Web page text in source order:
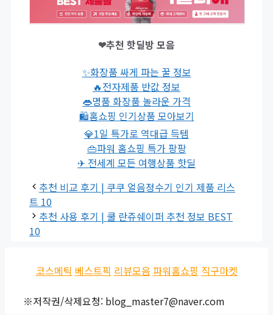
❤추천 핫딜방 모음
✨화장품 싸게 파는 꿀 정보
🔥전자제품 반값 정보
👄명품 화장품 놀라운 가격
🛍홈쇼핑 인기상품 모아보기
💎1일 특가로 역대급 득템
👜파워 홈쇼핑 특가 팡팡
✈ 전세계 모든 여행상품 핫딜
추천 비교 후기 | 쿠쿠 얼음정수기 인기 제품 리스
트 10
추천 사용 후기 | 쿨 란쥬쉐이퍼 추천 정보 BEST
10
코스메틱 베스트픽 리뷰모음 파워홈쇼핑 직구마켓
※저작권/삭제요청: blog_master7@naver.com